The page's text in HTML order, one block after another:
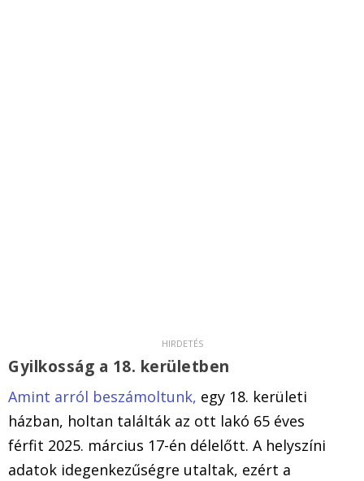
Gyilkosság a 18. kerületben
Amint arról beszámoltunk, egy 18. kerületi
házban, holtan találták az ott lakó 65 éves
férfit 2025. március 17-én délelőtt. A helyszíni
adatok idegenkezűségre utaltak, ezért a